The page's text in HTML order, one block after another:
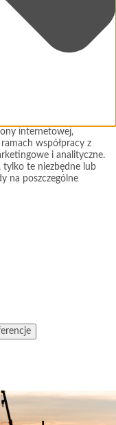
internetowej,
współpracy z
i analityczne.
tylko te niezbędne lub
na poszczególne